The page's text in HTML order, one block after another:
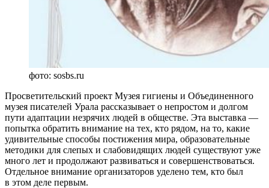
фото: sosbs.ru
Просветительский проект Музея гигиены и Объединенного
музея писателей Урала рассказывает о непростом и долгом
пути адаптации незрячих людей в обществе. Эта выставка —
попытка обратить внимание на тех, кто рядом, на то, какие
удивительные способы постижения мира, образовательные
методики для слепых и слабовидящих людей существуют уже
много лет и продолжают развиваться и совершенствоваться.
Отдельное внимание организаторов уделено тем, кто был
в этом деле первым.